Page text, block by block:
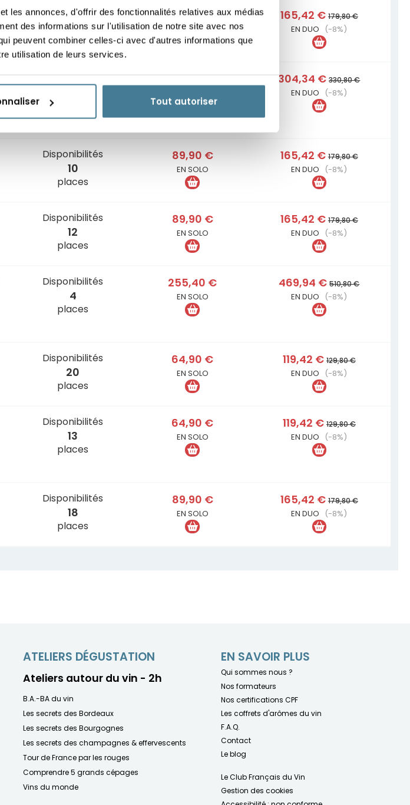
les annonces, d'offrir des fonctionnalités relatives aux médias
des informations sur l'utilisation de notre site avec nos
peuvent combiner celles-ci avec d'autres informations que
utilisation de leurs services.
Tout autoriser
Disponibilités
17
places
89,90 €
EN SOLO
165,42 € 179,80 €
EN DUO (-8%)
Disponibilités 165,40 € 304,34 € 330,80 €
EN DUO (-8%)
Disponibilités
10
places
89,90 €
EN SOLO
165,42 € 179,80 €
EN DUO (-8%)
Disponibilités
12
places
89,90 €
EN SOLO
165,42 € 179,80 €
EN DUO (-8%)
Disponibilités
4
places
255,40 €
EN SOLO
469,94 € 510,80 €
EN DUO (-8%)
Disponibilités
20
places
64,90 €
EN SOLO
119,42 € 129,80 €
EN DUO (-8%)
Disponibilités
13
places
64,90 €
EN SOLO
119,42 € 129,80 €
EN DUO (-8%)
Disponibilités
18
places
89,90 €
EN SOLO
165,42 € 179,80 €
EN DUO (-8%)
ATELIERS DÉGUSTATION
Ateliers autour du vin - 2h
B.A.-BA du vin
Les secrets des Bordeaux
Les secrets des Bourgognes
Les secrets des champagnes & effervescents
Tour de France par les rouges
Comprendre 5 grands cépages
Vins du monde
EN SAVOIR PLUS
Qui sommes nous ?
Nos formateurs
Nos certifications CPF
Les coffrets d'arômes du vin
F.A.Q.
Contact
Le blog
Le Club Français du Vin
Gestion des cookies